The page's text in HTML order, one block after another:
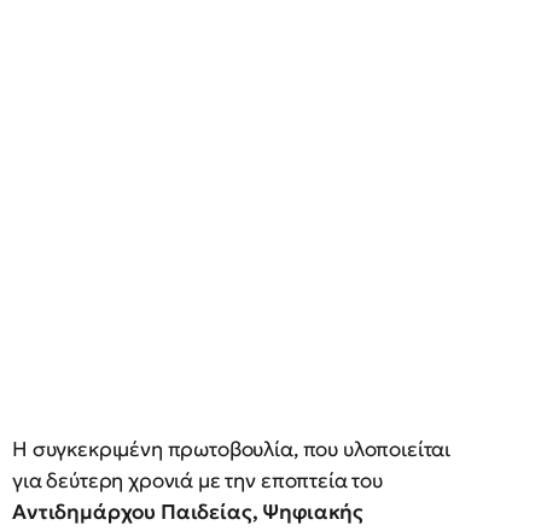
Η συγκεκριμένη πρωτοβουλία, που υλοποιείται
για δεύτερη χρονιά με την εποπτεία του
Αντιδημάρχου Παιδείας, Ψηφιακής